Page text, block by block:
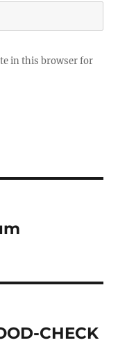
in this browser for
CHECK